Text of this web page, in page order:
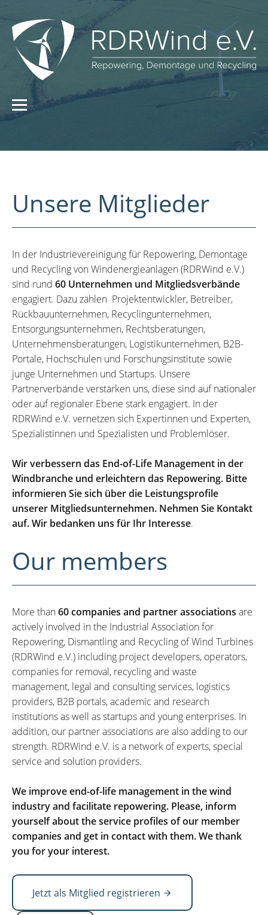
Unsere Mitglieder
In der Industrievereinigung für Repowering, Demontage
und Recycling von Windenergieanlagen (RDRWind e.V.)
sind rund 60 Unternehmen und Mitgliedsverbände
engagiert. Dazu zählen Projektentwickler, Betreiber,
Rückbauunternehmen, Recyclingunternehmen,
Entsorgungsunternehmen, Rechtsberatungen,
Unternehmensberatungen, Logistikunternehmen, B2B-
Portale, Hochschulen und Forschungsinstitute sowie
junge Unternehmen und Startups. Unsere
Partnerverbände verstärken uns, diese sind auf nationaler
oder auf regionaler Ebene stark engagiert. In der
RDRWind e.V. vernetzen sich Expertinnen und Experten,
Spezialistinnen und Spezialisten und Problemlöser.
Wir verbessern das End-of-Life Management in der
Windbranche und erleichtern das Repowering. Bitte
informieren Sie sich über die Leistungsprofile
unserer Mitgliedsunternehmen. Nehmen Sie Kontakt
auf. Wir bedanken uns für Ihr Interesse.
Our members
More than60 companies and partner associations are
actively involved in the Industrial Association for
Repowering, Dismantling and Recycling of Wind Turbines
(RDRWind e.V.) including project developers, operators,
companies for removal, recycling and waste
management, legal and consulting services, logistics
providers, B2B portals, academic and research
institutions as well as startups and young enterprises. In
addition, our partner associations are also adding to our
strength. RDRWind e.V. is a network of experts, special
service and solution providers.
We improve end-of-life management in the wind
industry and facilitate repowering. Please, inform
yourself about the service profiles of our member
companies and get in contact with them. We thank
you for your interest.
Jetzt als Mitglied registrieren